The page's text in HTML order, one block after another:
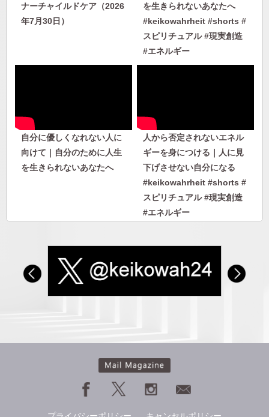
ナーチャイルドケア（2026
年7月30日）
を生きられないあなたへ
#keikowahrheit #shorts #
スピリチュアル #現実創造
#エネルギー
自分に優しくなれない人に
向けて｜自分のために人生
を生きられないあなたへ
人から否定されないエネル
ギーを身につける｜人に見
下げさせない自分になる
#keikowahrheit #shorts #
スピリチュアル #現実創造
#エネルギー
人から否定されないエネル
【私のヘミシンク体験】フ
で身を投げた過去世の自分